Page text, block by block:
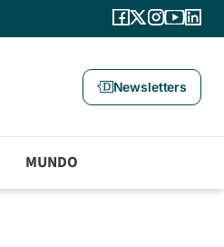
Newsletters
MUNDO